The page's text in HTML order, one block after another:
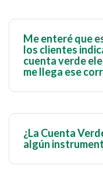
la disponibilidad de
Me enteré que
los clientes
cuenta verde
me llega ese
¿La Cuenta
algún